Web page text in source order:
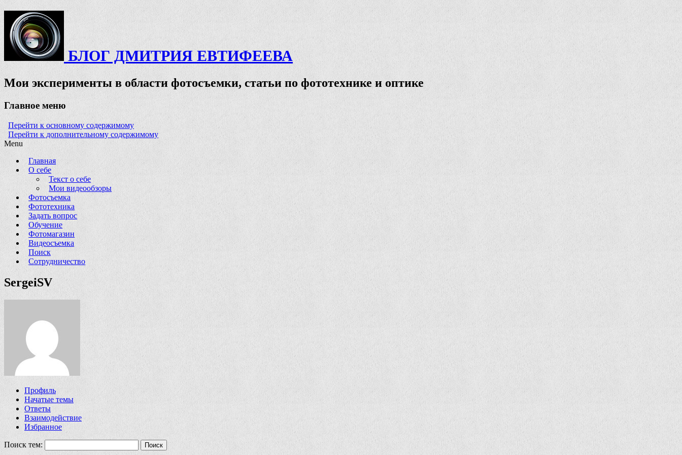
БЛОГ ДМИТРИЯ ЕВТИФЕЕВА
Мои эксперименты в области фотосъемки, статьи по фототехнике и оптике
Главное меню
Перейти к основному содержимому
Перейти к дополнительному содержимому
Menu
Главная
О себе
Текст о себе
Мои видеообзоры
Фотосъемка
Фототехника
Задать вопрос
Обучение
Фотомагазин
Видеосъемка
Поиск
Сотрудничество
SergeiSV
Профиль
Начатые темы
Ответы
Взаимодействие
Избранное
Поиск тем: